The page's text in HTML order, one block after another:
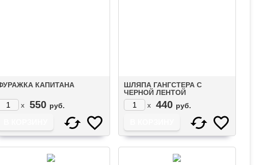
КАПИТАНА
x 550 руб.
ШЛЯПА ГАНГСТЕРА С
ЧЕРНОЙ ЛЕНТОЙ
x
440 руб.